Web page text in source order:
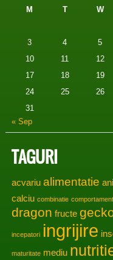
M T W
3
4 5
10
11 12
17
18 19
24
25 26
31
« Sep
TAGURI
acvariu alimentatie
calciu combinatie comportament
dragon fructe
incepatori ingrijire
maturitate mediu